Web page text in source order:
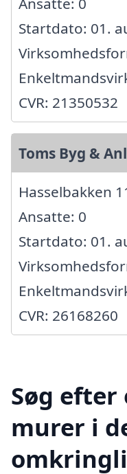
Startdato: 01.
CVR: 21350532
Toms Byg &
Hasselbakken
Ansatte: 0
Startdato: 01.
CVR: 26168260
Søg
murer i